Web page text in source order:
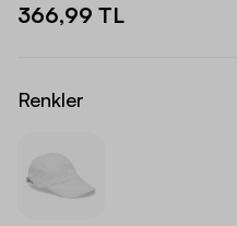
366,99 TL
Renkler